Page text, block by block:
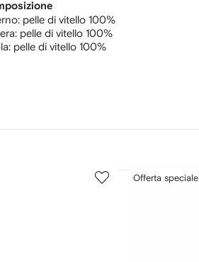
pelle di vitello 100%
pelle di vitello 100%
pelle di vitello 100%
4
su
Offerta speciale